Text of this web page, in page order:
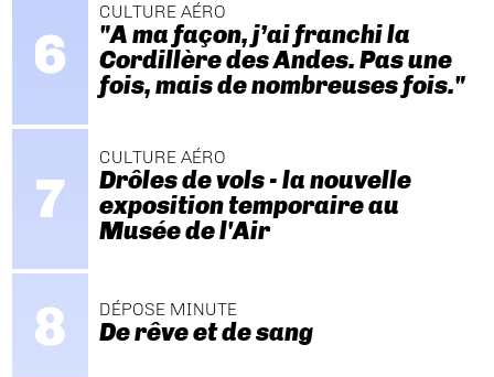
CULTURE AÉRO
"A ma façon, j’ai franchi la
Cordillère des Andes. Pas une
fois, mais de nombreuses fois."
CULTURE AÉRO
Drôles de vols - la nouvelle
exposition temporaire au
Musée de l'Air
DÉPOSE MINUTE
De rêve et de sang